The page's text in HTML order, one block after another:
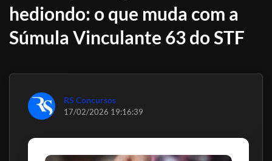
hediondo: o que muda com a
Súmula Vinculante 63 do STF
RS Concursos
17/02/2026 19:16:39